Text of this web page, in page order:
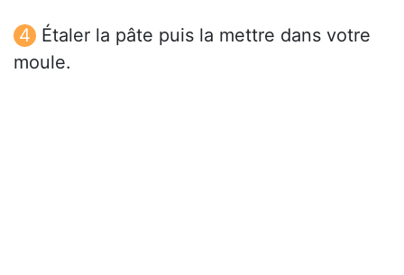
Étaler la pâte puis la mettre dans votre
moule.